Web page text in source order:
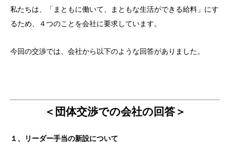
私たちは、「まともに働いて、まともな生活ができる給料」にす
るため、４つのことを会社に要求しています。
今回の交渉では、会社から以下のような回答がありました。
＜団体交渉での会社の回答＞
１、リーダー手当の新設について